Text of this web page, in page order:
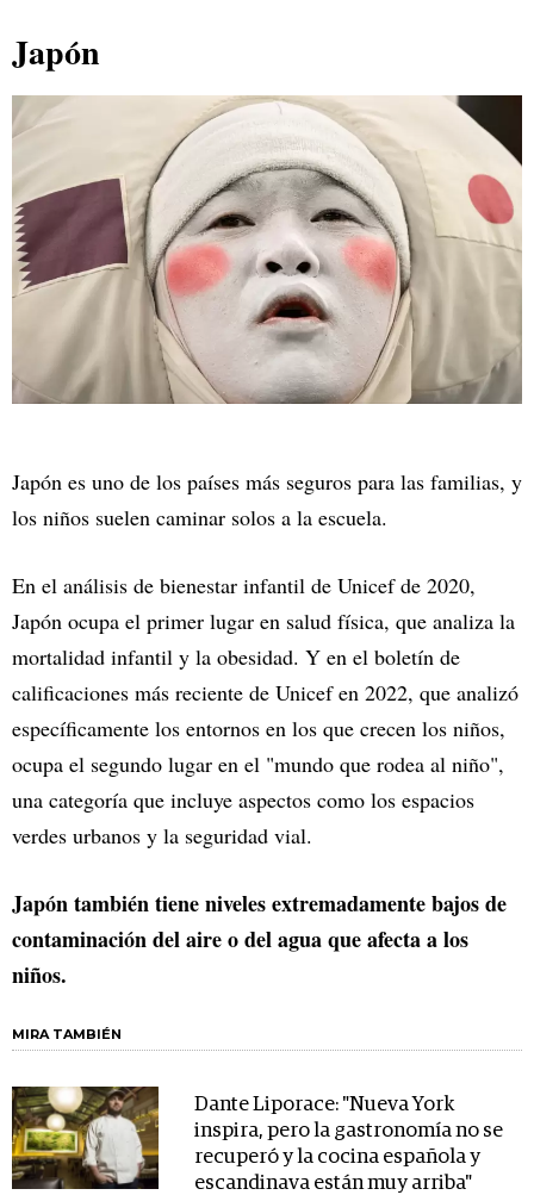
Japón
Japón es uno de los países más seguros para las familias, y
los niños suelen caminar solos a la escuela.
En el análisis de bienestar infantil de Unicef de 2020,
Japón ocupa el primer lugar en salud física, que analiza la
mortalidad infantil y la obesidad. Y en el boletín de
calificaciones más reciente de Unicef en 2022, que analizó
específicamente los entornos en los que crecen los niños,
ocupa el segundo lugar en el "mundo que rodea al niño",
una categoría que incluye aspectos como los espacios
verdes urbanos y la seguridad vial.
Japón también tiene niveles extremadamente bajos de
contaminación del aire o del agua que afecta a los
niños.
MIRA TAMBIÉN
Dante Liporace: "Nueva York
inspira, pero la gastronomía no se
recuperó y la cocina española y
escandinava están muy arriba"